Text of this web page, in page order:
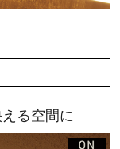
る空間に